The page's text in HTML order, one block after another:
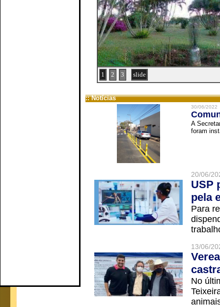
1 2 3 slide
:: Notícias
30/06/2022
A
foram
20/06/
USP
pela
Para
13/06/
No